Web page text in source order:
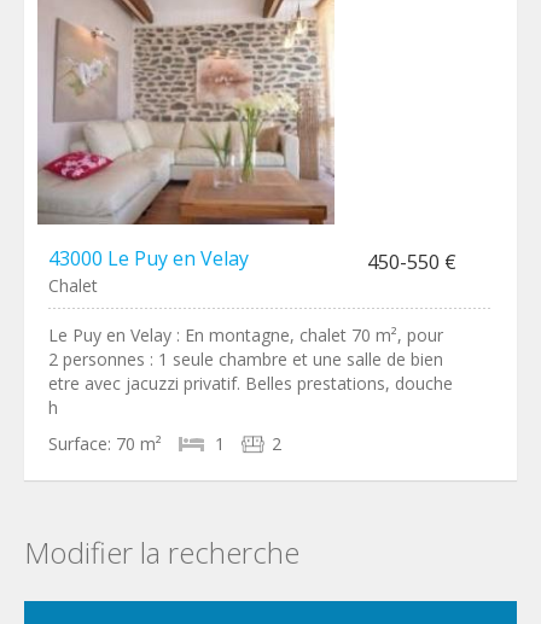
43000 Le Puy en Velay 450-550 €
Chalet
Le Puy en Velay : En montagne, chalet 70 m², pour
2 personnes : 1 seule chambre et une salle de bien
etre avec jacuzzi privatif. Belles prestations, douche
h
Surface: 70 m² 1 2
Modifier la recherche